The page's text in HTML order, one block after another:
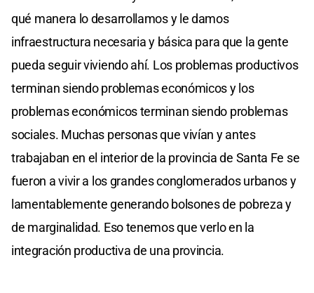
qué manera lo desarrollamos y le damos
infraestructura necesaria y básica para que la gente
pueda seguir viviendo ahí. Los problemas productivos
terminan siendo problemas económicos y los
problemas económicos terminan siendo problemas
sociales. Muchas personas que vivían y antes
trabajaban en el interior de la provincia de Santa Fe se
fueron a vivir a los grandes conglomerados urbanos y
lamentablemente generando bolsones de pobreza y
de marginalidad. Eso tenemos que verlo en la
integración productiva de una provincia.